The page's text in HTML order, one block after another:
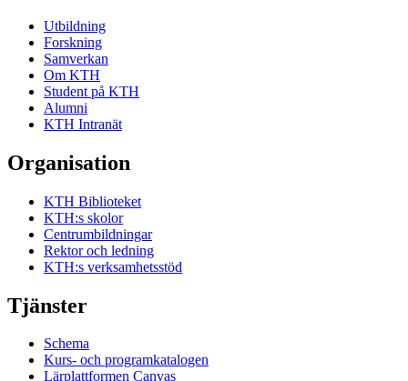
Utbildning
Forskning
Samverkan
Om KTH
Student på KTH
Alumni
KTH Intranät
Organisation
KTH Biblioteket
KTH:s skolor
Centrumbildningar
Rektor och ledning
KTH:s verksamhetsstöd
Tjänster
Schema
Kurs- och programkatalogen
Lärplattformen Canvas